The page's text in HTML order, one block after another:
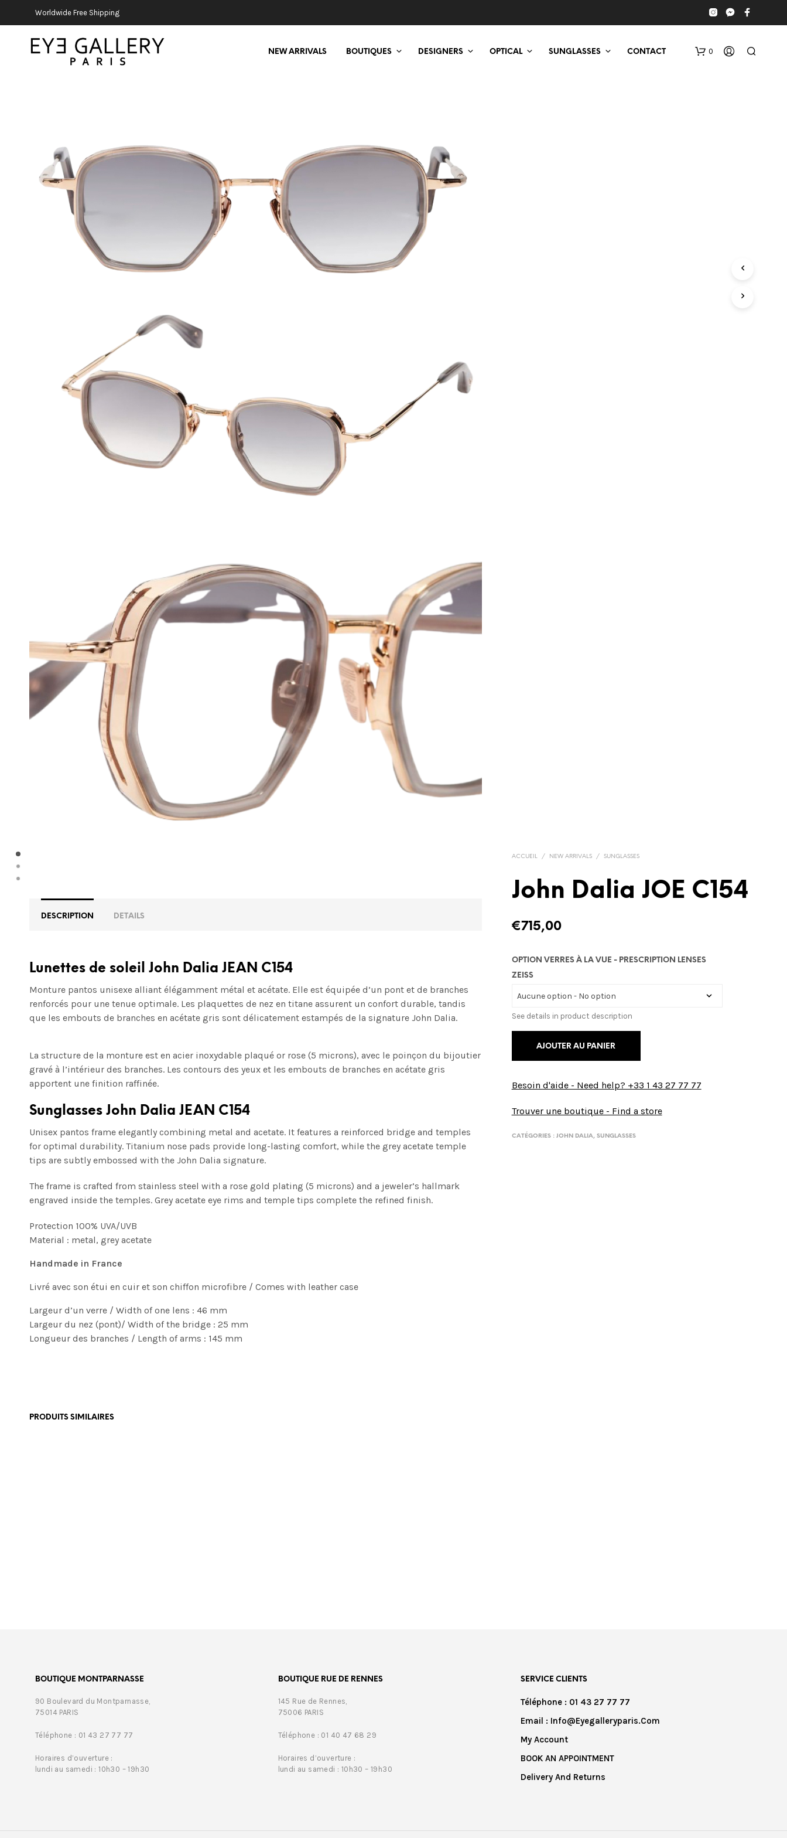
Worldwide Free Shipping
NEW ARRIVALS BOUTIQUES DESIGNERS OPTICAL SUNGLASSES CONTACT 0
ACCUEIL / NEW ARRIVALS / SUNGLASSES
John Dalia JOE C154
€715,00
OPTION VERRES À LA VUE - PRESCRIPTION LENSES
ZEISS
See details in product description
AJOUTER AU PANIER
Besoin d'aide - Need help? +33 1 43 27 77 77
Trouver une boutique - Find a store
CATÉGORIES : JOHN DALIA, SUNGLASSES
DESCRIPTION DETAILS
Lunettes de soleil John Dalia JEAN C154
Monture pantos unisexe alliant élégamment métal et acétate. Elle est équipée d’un pont et de branches
renforcés pour une tenue optimale. Les plaquettes de nez en titane assurent un confort durable, tandis
que les embouts de branches en acétate gris sont délicatement estampés de la signature John Dalia.
La structure de la monture est en acier inoxydable plaqué or rose (5 microns), avec le poinçon du bijoutier
gravé à l’intérieur des branches. Les contours des yeux et les embouts de branches en acétate gris
apportent une finition raffinée.
Sunglasses John Dalia JEAN C154
Unisex pantos frame elegantly combining metal and acetate. It features a reinforced bridge and temples
for optimal durability. Titanium nose pads provide long-lasting comfort, while the grey acetate temple
tips are subtly embossed with the John Dalia signature.
The frame is crafted from stainless steel with a rose gold plating (5 microns) and a jeweler’s hallmark
engraved inside the temples. Grey acetate eye rims and temple tips complete the refined finish.
Protection 100% UVA/UVB
Material : metal, grey acetate
Handmade in France
Livré avec son étui en cuir et son chiffon microfibre / Comes with leather case
Largeur d’un verre / Width of one lens : 46 mm
Largeur du nez (pont)/ Width of the bridge : 25 mm
Longueur des branches / Length of arms : 145 mm
PRODUITS SIMILAIRES
BOUTIQUE MONTPARNASSE
90 Boulevard du Montparnasse,
75014 PARIS
Téléphone : 01 43 27 77 77
Horaires d’ouverture :
lundi au samedi : 10h30 – 19h30
BOUTIQUE RUE DE RENNES
145 Rue de Rennes,
75006 PARIS
Téléphone : 01 40 47 68 29
Horaires d’ouverture :
lundi au samedi : 10h30 – 19h30
SERVICE CLIENTS
Téléphone : 01 43 27 77 77
Email : Info@eyegalleryparis.com
My Account
BOOK AN APPOINTMENT
Delivery And Returns